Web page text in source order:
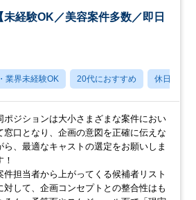
経験OK／美容案件多数／即日
業界未経験OK 20代におすすめ 休日120日
ポジションは大小さまざまな案件におい
窓口となり、企画の意図を正確に伝えな
ら、最適なキャストの選定をお願いしま
！
件担当者から上がってくる候補者リスト
対して、企画コンセプトとの整合性はも